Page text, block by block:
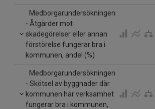
Medborgarundersökningen
- Åtgärder mot
skadegörelser eller annan
förstörelse fungerar bra i
kommunen, andel (%)
Medborgarundersökningen
- Skötsel av byggnader där
kommunen har verksamhet
fungerar bra i kommunen,